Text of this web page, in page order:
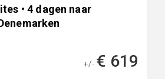
• 4 dagen naar
+/- € 619